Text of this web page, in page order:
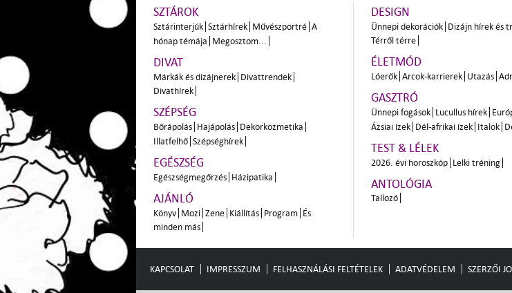
SZTÁROK
Sztárinterjúk Sztárhírek Művészportré A
hónap témája Megosztom...
DIVAT
Márkák és dizájnerek Divattrendek
Divathírek
SZÉPSÉG
Bőrápolás Hajápolás Dekorkozmetika
Illatfelhő Szépséghírek
EGÉSZSÉG
Egészségmegőrzés Házipatika
AJÁNLÓ
Könyv Mozi Zene Kiállítás Program És
minden más
DESIGN
Ünnepi dekorációk Dizájn hírek és
Térről térre
ÉLETMÓD
Lóerők Arcok-karrierek Utazás
GASZTRÓ
Ünnepi fogások Lucullus hírek
Ázsiai ízek Dél-afrikai ízek Italok
TEST & LÉLEK
2026. évi horoszkóp Lelki tréning
ANTOLÓGIA
Tallozó
KAPCSOLAT IMPRESSZUM FELHASZNÁLÁSI FELTÉTELEK ADATVÉDELEM SZERZŐI